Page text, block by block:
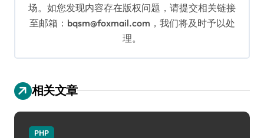
场。如您发现内容存在版权问题，请提交相关链接
至邮箱：bqsm@foxmail.com，我们将及时予以处
理。
相关文章
PHP